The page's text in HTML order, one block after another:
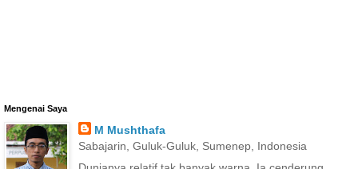
Mengenai Saya
M Mushthafa
Sabajarin, Guluk-Guluk, Sumenep, Indonesia